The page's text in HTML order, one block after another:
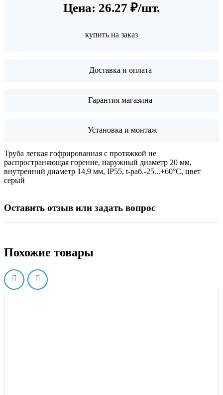
Цена: 26.27 ₽/шт.
купить на заказ
Доставка и оплата
Гарантия магазина
Установка и монтаж
Труба легкая гофрированная с протяжкой не
распространяющая горение, наружный диаметр 20 мм,
внутренний диаметр 14,9 мм, IP55, t-раб.-25...+60°C, цвет
серый
Оставить отзыв или задать вопрос
Похожие товары